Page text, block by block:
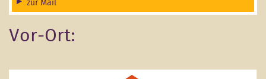
zur Mail
Vor-Ort: